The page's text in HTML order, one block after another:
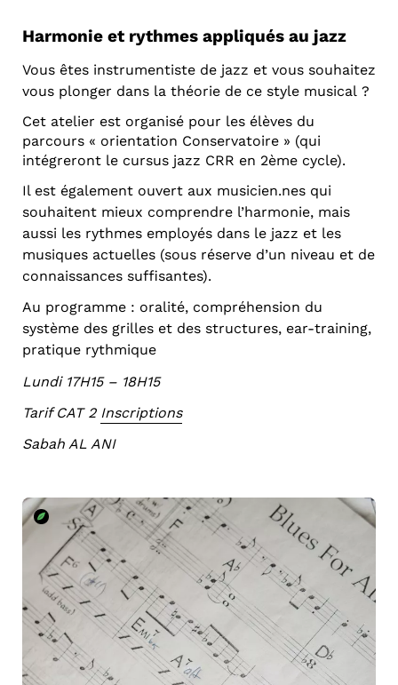
Harmonie et rythmes appliqués au jazz
Vous êtes instrumentiste de jazz et vous souhaitez
vous plonger dans la théorie de ce style musical ?
Cet atelier est organisé pour les élèves du
parcours « orientation Conservatoire » (qui
intégreront le cursus jazz CRR en 2ème cycle).
Il est également ouvert aux musicien.nes qui
souhaitent mieux comprendre l’harmonie, mais
aussi les rythmes employés dans le jazz et les
musiques actuelles (sous réserve d’un niveau et de
connaissances suffisantes).
Au programme : oralité, compréhension du
système des grilles et des structures, ear-training,
pratique rythmique
Lundi 17H15 – 18H15
Tarif CAT 2 Inscriptions
Sabah AL ANI